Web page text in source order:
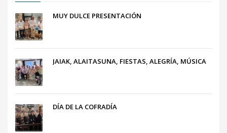
MUY DULCE PRESENTACIÓN
JAIAK, ALAITASUNA, FIESTAS, ALEGRÍA, MÚSICA
DÍA DE LA COFRADÍA